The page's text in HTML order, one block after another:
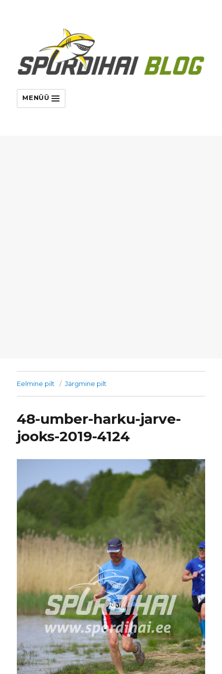
MENÜÜ
Eelmine pilt Järgmine pilt
48-umber-harku-jarve-
jooks-2019-4124